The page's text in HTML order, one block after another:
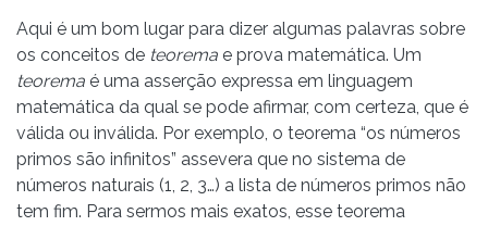
Aqui é um bom lugar para dizer algumas palavras sobre
os conceitos de teorema e prova matemática. Um
teorema é uma asserção expressa em linguagem
matemática da qual se pode afirmar, com certeza, que é
válida ou inválida. Por exemplo, o teorema “os números
primos são infinitos” assevera que no sistema de
números naturais (1, 2, 3…) a lista de números primos não
tem fim. Para sermos mais exatos, esse teorema